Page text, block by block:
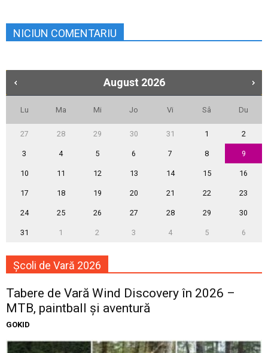
NICIUN COMENTARIU
August 2026
Lu Ma Mi Jo Vi Sâ Du
27 28 29 30 31 1 2
3 4 5 6 7 8 9
10 11 12 13 14 15 16
17 18 19 20 21 22 23
24 25 26 27 28 29 30
31 1 2 3 4 5 6
Școli de Vară 2026
Tabere de Vară Wind Discovery în 2026 –
MTB, paintball și aventură
GOKID